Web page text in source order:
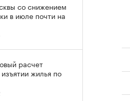
со снижением
в июле почти на
расчет
жилья по